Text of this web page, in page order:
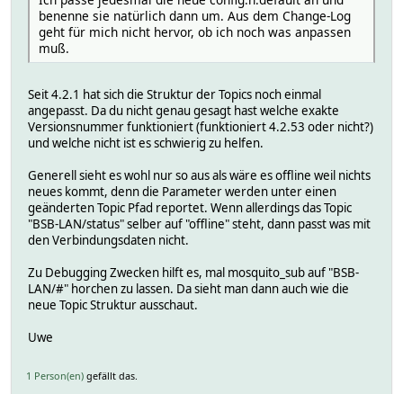
benenne sie natürlich dann um. Aus dem Change-Log
geht für mich nicht hervor, ob ich noch was anpassen
muß.
Seit 4.2.1 hat sich die Struktur der Topics noch einmal
angepasst. Da du nicht genau gesagt hast welche exakte
Versionsnummer funktioniert (funktioniert 4.2.53 oder nicht?)
und welche nicht ist es schwierig zu helfen.
Generell sieht es wohl nur so aus als wäre es offline weil nichts
neues kommt, denn die Parameter werden unter einen
geänderten Topic Pfad reportet. Wenn allerdings das Topic
"BSB-LAN/status" selber auf "offline" steht, dann passt was mit
den Verbindungsdaten nicht.
Zu Debugging Zwecken hilft es, mal mosquito_sub auf "BSB-
LAN/#" horchen zu lassen. Da sieht man dann auch wie die
neue Topic Struktur ausschaut.
Uwe
1 Person(en) gefällt das.